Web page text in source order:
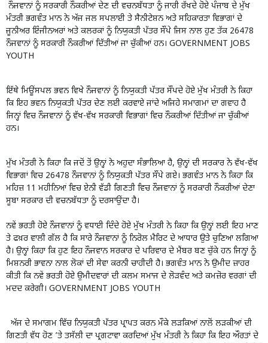
ਨੌਜਵਾਨਾਂ ਨੂੰ ਸਰਕਾਰੀ ਨੌਕਰੀਆਂ ਦੇਣ ਦੀ ਵਚਨਬੱਧਤਾ ਨੂੰ ਜਾਰੀ ਰੱਖਦੇ ਹੋਏ ਪੰਜਾਬ ਦੇ ਮੁੱਖ
ਮੰਤਰੀ ਭਗਵੰਤ ਮਾਨ ਨੇ ਅੱਜ ਜਲ ਸਪਲਾਈ ਤੇ ਸੈਨੀਟੇਸ਼ਨ ਅਤੇ ਸਹਿਕਾਰਤਾ ਵਿਭਾਗਾਂ ਦੇ
ਜੂਨੀਅਰ ਇੰਜੀਨਅਰਾਂ ਅਤੇ ਕਲਰਕਾਂ ਨੂੰ ਨਿਯੁਕਤੀ ਪੱਤਰ ਸੌਂਪੇ ਜਿਸ ਨਾਲ ਹੁਣ ਤੱਕ 26478
ਨੌਜਵਾਨਾਂ ਨੂੰ ਸਰਕਾਰੀ ਨੌਕਰੀਆਂ ਦਿੱਤੀਆਂ ਜਾ ਚੁੱਕੀਆਂ ਹਨ। GOVERNMENT JOBS
YOUTH
ਇੱਥੇ ਮਿਊਂਸਪਲ ਭਵਨ ਵਿਖੇ ਨੌਜਵਾਨਾਂ ਨੂੰ ਨਿਯੁਕਤੀ ਪੱਤਰ ਸੌਂਪਦੇ ਹੋਏ ਮੁੱਖ ਮੰਤਰੀ ਨੇ ਕਿਹਾ
ਕਿ ਇਹ ਭਵਨ ਨਿਯੁਕਤੀ ਪੱਤਰ ਦੇਣ ਲਈ ਕਰਵਾਏ ਜਾਂਦੇ ਅਜਿਹੇ ਸਮਾਗਮਾਂ ਦਾ ਗਵਾਹ ਹੈ
ਜਿਨ੍ਹਾਂ ਵਿਚ ਨੌਜਵਾਨਾਂ ਨੂੰ ਵੱਖ-ਵੱਖ ਸਰਕਾਰੀ ਵਿਭਾਗਾਂ ਵਿਚ ਨੌਕਰੀਆਂ ਦਿੱਤੀਆਂ ਜਾ ਚੁੱਕੀਆਂ
ਹਨ।
ਮੁੱਖ ਮੰਤਰੀ ਨੇ ਕਿਹਾ ਕਿ ਜਦੋਂ ਤੋਂ ਉਨ੍ਹਾਂ ਨੇ ਅਹੁਦਾ ਸੰਭਾਲਿਆ ਹੈ, ਉਨ੍ਹਾਂ ਦੀ ਸਰਕਾਰ ਨੇ ਵੱਖ-ਵੱਖ
ਵਿਭਾਗਾਂ ਵਿਚ 26478 ਨੌਜਵਾਨਾਂ ਨੂੰ ਨਿਯੁਕਤੀ ਪੱਤਰ ਸੌਂਪੇ ਗਏ। ਭਗਵੰਤ ਮਾਨ ਨੇ ਕਿਹਾ ਕਿ
ਮਹਿਜ਼ 11 ਮਹੀਨਿਆਂ ਵਿਚ ਏਨੀ ਵੱਡੀ ਗਿਣਤੀ ਵਿਚ ਨੌਜਵਾਨਾਂ ਨੂੰ ਸਰਕਾਰੀ ਨੌਕਰੀਆਂ ਦੇਣਾ
ਸੂਬਾ ਸਰਕਾਰ ਦੀ ਵਚਨਬੱਧਤਾ ਨੂੰ ਦਰਸਾਉਂਦਾ ਹੈ।
ਨਵੇਂ ਭਰਤੀ ਹੋਏ ਨੌਜਵਾਨਾਂ ਨੂੰ ਵਧਾਈ ਦਿੰਦੇ ਹੋਏ ਮੁੱਖ ਮੰਤਰੀ ਨੇ ਕਿਹਾ ਕਿ ਉਨ੍ਹਾਂ ਲਈ ਇਹ ਮਾਣ
ਤੇ ਫਖ਼ਰ ਵਾਲੀ ਗੱਲ ਹੈ ਕਿ ਸਾਰੇ ਨੌਜਵਾਨਾਂ ਨੂੰ ਨਿਰੋਲ ਮੈਰਿਟ ਦੇ ਆਧਾਰ ਉਤੇ ਚੁਣਿਆ ਲਗਿਆ
ਹੈ। ਉਨ੍ਹਾਂ ਕਿਹਾ ਕਿ ਹੁਣ ਇਹ ਨੌਜਵਾਨ ਸਰਕਾਰ ਦੇ ਪਰਿਵਾਰ ਦੇ ਮੈਂਬਰ ਬਣ ਚੁੱਕੇ ਹਨ ਜਿਨ੍ਹਾਂ ਨੂੰ
ਮਿਸ਼ਨਰੀ ਭਾਵਨਾ ਨਾਲ ਲੋਕਾਂ ਦੀ ਸੇਵਾ ਕਰਨੀ ਚਾਹੀਦੀ ਹੈ। ਭਗਵੰਤ ਮਾਨ ਨੇ ਉਮੀਦ ਜ਼ਾਹਰ
ਕੀਤੀ ਕਿ ਨਵੇਂ ਭਰਤੀ ਹੋਏ ਉਮੀਦਵਾਰਾਂ ਦੀ ਕਲਮ ਸਮਾਜ ਦੇ ਲੋੜਵੰਦ ਅਤੇ ਕਮਜ਼ੋਰ ਵਰਗਾਂ ਦੀ
ਮਦਦ ਕਰੇਗੀ। GOVERNMENT JOBS YOUTH
ਅੱਜ ਦੇ ਸਮਾਗਮ ਵਿੱਚ ਨਿਯੁਕਤੀ ਪੱਤਰ ਪ੍ਰਾਪਤ ਕਰਨ ਮੌਕੇ ਲੜਕਿਆਂ ਨਾਲੋਂ ਲੜਕੀਆਂ ਦੀ
ਗਿਣਤੀ ਵੱਧ ਹੋਣ ’ਤੇ ਤਸੱਲੀ ਦਾ ਪ੍ਰਗਟਾਵਾ ਕਰਦਿਆਂ ਮੁੱਖ ਮੰਤਰੀ ਨੇ ਕਿਹਾ ਕਿ ਇਹ ਔਰਤਾਂ ਦੇ